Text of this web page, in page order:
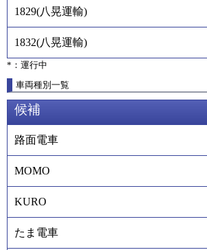
1829(八晃運輸)
1832(八晃運輸)
*：運行中
車両種別一覧
候補
路面電車
MOMO
KURO
たま電車